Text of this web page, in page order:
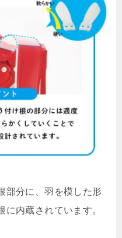
部分に、羽を模した形
内蔵されています。